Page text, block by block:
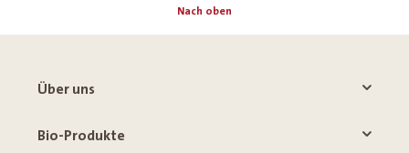
Nach oben
Über uns
Bio-Produkte